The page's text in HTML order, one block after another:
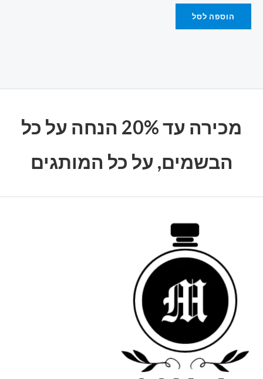
הוספה לסל
מכירה עד 20% הנחה על כל
הבשמים, על כל המותגים